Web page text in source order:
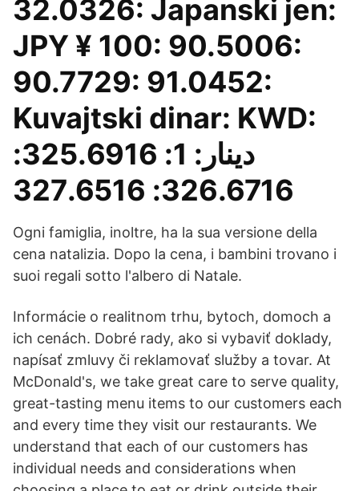
32.0326: Japanski jen:
JPY ¥ 100: 90.5006:
90.7729: 91.0452:
Kuvajtski dinar: KWD:
دينار: 1: 325.6916:
326.6716: 327.6516
Ogni famiglia, inoltre, ha la sua versione della
cena natalizia. Dopo la cena, i bambini trovano i
suoi regali sotto l'albero di Natale.
Informácie o realitnom trhu, bytoch, domoch a
ich cenách. Dobré rady, ako si vybaviť doklady,
napísať zmluvy či reklamovať služby a tovar. At
McDonald's, we take great care to serve quality,
great-tasting menu items to our customers each
and every time they visit our restaurants. We
understand that each of our customers has
individual needs and considerations when